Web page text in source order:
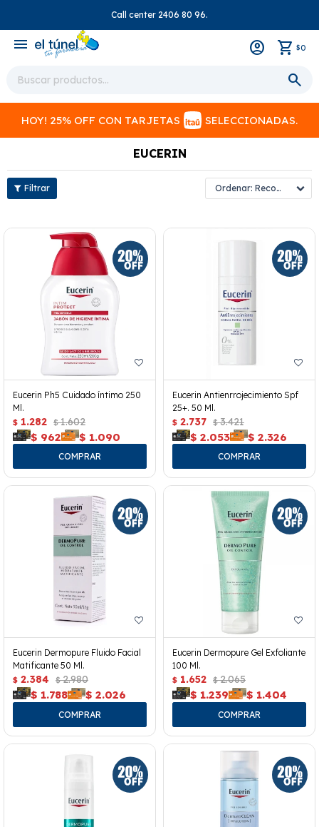
Call center 2406 80 96.
menu $0
HOY! 25% OFF CON TARJETAS SELECCIONADAS.
EUCERIN
Recomendados
Eucerin Ph5 Cuidado íntimo 250
Ml.
$ 1.282 $ 1.602
$ 962 $ 1.090
Eucerin Antienrrojecimiento Spf
25+. 50 Ml.
$ 2.737 $ 3.421
$ 2.053 $ 2.326
Eucerin Dermopure Fluido Facial
Matificante 50 Ml.
$ 2.384 $ 2.980
$ 1.788 $ 2.026
Eucerin Dermopure Gel Exfoliante
100 Ml.
$ 1.652 $ 2.065
$ 1.239 $ 1.404
close